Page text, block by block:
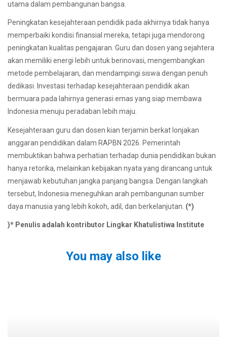
utama dalam pembangunan bangsa.
Peningkatan kesejahteraan pendidik pada akhirnya tidak hanya
memperbaiki kondisi finansial mereka, tetapi juga mendorong
peningkatan kualitas pengajaran. Guru dan dosen yang sejahtera
akan memiliki energi lebih untuk berinovasi, mengembangkan
metode pembelajaran, dan mendampingi siswa dengan penuh
dedikasi. Investasi terhadap kesejahteraan pendidik akan
bermuara pada lahirnya generasi emas yang siap membawa
Indonesia menuju peradaban lebih maju.
Kesejahteraan guru dan dosen kian terjamin berkat lonjakan
anggaran pendidikan dalam RAPBN 2026. Pemerintah
membuktikan bahwa perhatian terhadap dunia pendidikan bukan
hanya retorika, melainkan kebijakan nyata yang dirancang untuk
menjawab kebutuhan jangka panjang bangsa. Dengan langkah
tersebut, Indonesia meneguhkan arah pembangunan sumber
daya manusia yang lebih kokoh, adil, dan berkelanjutan. (*)
)* Penulis adalah kontributor Lingkar Khatulistiwa Institute
You may also like